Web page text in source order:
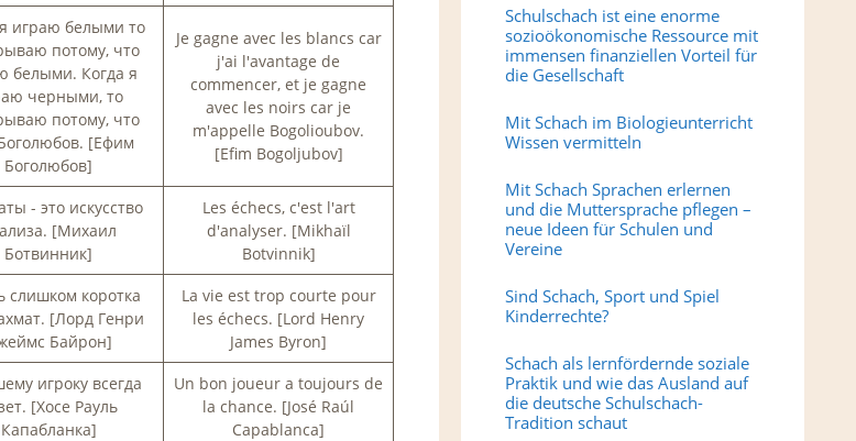
играю белыми то
потому, что
белыми. Когда я
черными, то
потому, что
[Ефим
Боголюбов]
Je gagne avec les blancs car
j'ai l'avantage de
commencer, et je gagne
avec les noirs car je
m'appelle Bogolioubov.
[Efim Bogoljubov]
- это искусство
[Михаил
Ботвинник]
Les échecs, c'est l'art
d'analyser. [Mikhaïl
Botvinnik]
слишком коротка
[Лорд Генри
Байрон]
La vie est trop courte pour
les échecs. [Lord Henry
James Byron]
игроку всегда
[Хосе Рауль
Капабланка]
Un bon joueur a toujours de
la chance. [José Raúl
Capablanca]
Schulschach ist eine enorme
sozioökonomische Ressource mit
immensen finanziellen Vorteil für
die Gesellschaft
Mit Schach im Biologieunterricht
Wissen vermitteln
Mit Schach Sprachen erlernen
und die Muttersprache pflegen –
neue Ideen für Schulen und
Vereine
Sind Schach, Sport und Spiel
Kinderrechte?
Schach als lernfördernde soziale
Praktik und wie das Ausland auf
die deutsche Schulschach-
Tradition schaut